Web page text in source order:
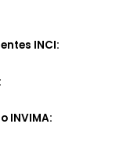
INCI:
INVIMA: